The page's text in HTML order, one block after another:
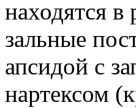
находятся
зальные
апсидой с
нартексом